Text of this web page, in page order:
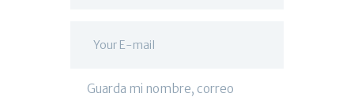
Guarda mi nombre, correo